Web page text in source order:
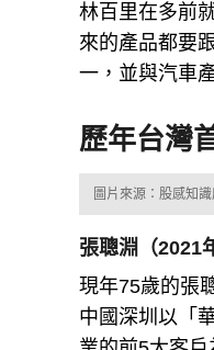
林百里在多前
來的產品都要
一，並與汽車
歷年台灣
圖片來源：股感知
張聰淵（2021
現年75歲的張
中國深圳以「